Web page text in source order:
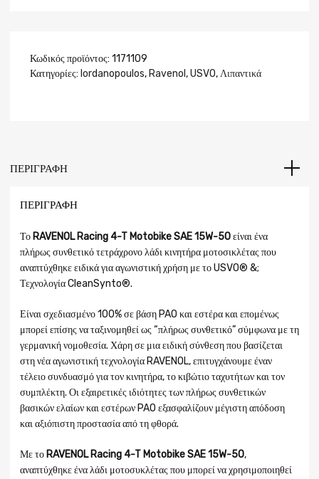
Κωδικός προϊόντος: 1171109
Κατηγορίες: Iordanopoulos, Ravenol ,USVO,Λιπαντικά
ΠΕΡΙΓΡΑΦΉ
ΠΕΡΙΓΡΑΦΉ
ΤοRAVENOL Racing 4-T Motobike SAE 15W-50είναι ένα
πλήρως συνθετικό τετράχρονο λάδι κινητήρα μοτοσικλέτας που
αναπτύχθηκε ειδικά για αγωνιστική χρήση με το USVO® &;
Τεχνολογία CleanSynto®.
Είναι σχεδιασμένο 100% σε βάση PAO και εστέρα και επομένως
μπορεί επίσης να ταξινομηθεί ως “πλήρως συνθετικό” σύμφωνα με τη
γερμανική νομοθεσία. Χάρη σε μια ειδική σύνθεση που βασίζεται
στη νέα αγωνιστική τεχνολογία RAVENOL, επιτυγχάνουμε έναν
τέλειο συνδυασμό για τον κινητήρα, το κιβώτιο ταχυτήτων και τον
συμπλέκτη. Οι εξαιρετικές ιδιότητες των πλήρως συνθετικών
βασικών ελαίων και εστέρων PAO εξασφαλίζουν μέγιστη απόδοση
και αξιόπιστη προστασία από τη φθορά.
Με τοRAVENOL Racing 4-T Motobike SAE 15W-50,
αναπτύχθηκε ένα λάδι μοτοσυκλέτας που μπορεί να χρησιμοποιηθεί